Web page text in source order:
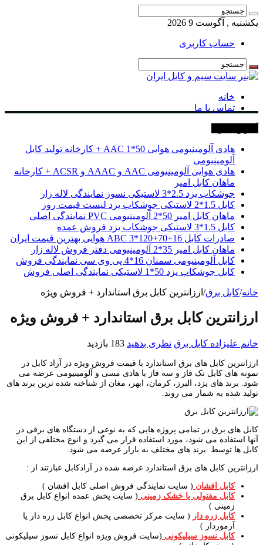
یکشنبه , آگوست 9 2026
حساب کاربری
خانه
تماس با ما
هادی آلومینیومی هوایی 50*1 AAC + کارخانه تولید کابل
آلومینیومی
هادی هوایی آلومینیومی AAC و AAAC و ACSR + کارخانه
ماهان کابل امیر
جوشکاب یزد 2.5*3 لاستیکی نسوز نمایندگی لاله زار
کابل 1.5*2 لاستیکی جوشکاب یزد لیست قیمت روز
ماهان کابل امیر 50*2 آلومینیومی PVC نمایندگی اصلی
کابل 1.5*3 لاستیکی جوشکاب یزد فروش عمده
صادرات کابل 16+70+120*3 ABC هوایی بهترین قیمت ایران
ماهان کابل امیر 35*2 آلومینیومی دفتر فروش لاله زار
کابل آلومینیومی سمنان 16*4 پی وی سی نمایندگی فروش
کابل جوشکاب یزد 50*1 لاستیکی نمایندگی اصلی فروش
خانه/کابل برق/ ارزانترین کابل برق استاندارد + فروش ویژه
ارزانترین کابل برق استاندارد + فروش ویژه
خانم علیزاده کابل برق نظری بدهید 183 بازدید
ارزانترین کابل های برق استاندارد با قیمت فروش ویژه در آراد کابل در
نمونه های کابل تک فاز و سه فاز با هادی مسی و آلومینیومی عرضه می
شود. برند های یزد، البرز، کرمان، ابهر، مغان از شناخته شده ترین برند های
تولید شده به شمار می روند.
کابل های برق در تمامی پروژه هایی که به نوعی از دستگاه های برقی در
آنها استفاده می شود، مورد استفاده قرار می گیرد و انوع مختلفی از این
کابل ها توسط برند های مختلف به بازار عرضه می شود.
ارزانترین کابل های برق استاندارد عرضه شده در آرادکابل عبارتند از :
کابل افشان ( سایت نمایندگی فروش اصلی کابل افشان )
کابل مفتولی یا خشک زمینی ( سایت پخش عمده انواع کابل برق
زمینی )
کابل زره دار ( سایت مرکز تخصصی پخش انواع کابل زره دار یا
آرموردار )
کابل نسوز سیلیکونی (سایت فروش ویژه انواع کابل نسوز سیلیکونی